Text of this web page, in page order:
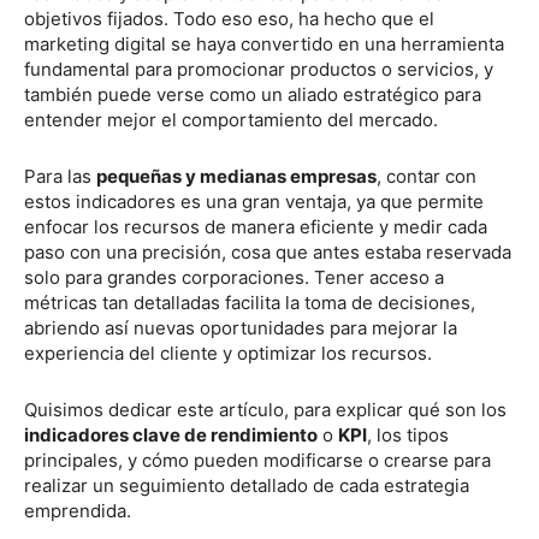
objetivos fijados. Todo eso eso, ha hecho que el
marketing digital se haya convertido en una herramienta
fundamental para promocionar productos o servicios, y
también puede verse como un aliado estratégico para
entender mejor el comportamiento del mercado.
Para las pequeñas y medianas empresas, contar con
estos indicadores es una gran ventaja, ya que permite
enfocar los recursos de manera eficiente y medir cada
paso con una precisión, cosa que antes estaba reservada
solo para grandes corporaciones. Tener acceso a
métricas tan detalladas facilita la toma de decisiones,
abriendo así nuevas oportunidades para mejorar la
experiencia del cliente y optimizar los recursos.
Quisimos dedicar este artículo, para explicar qué son los
indicadores clave de rendimiento o KPI, los tipos
principales, y cómo pueden modificarse o crearse para
realizar un seguimiento detallado de cada estrategia
emprendida.